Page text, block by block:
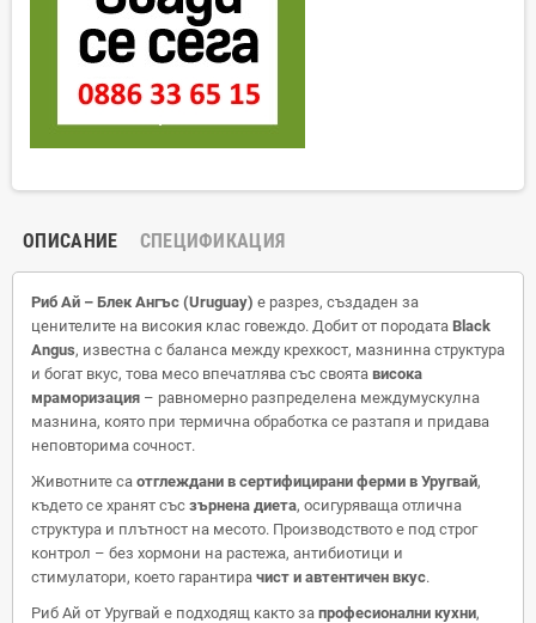
ОПИСАНИЕ СПЕЦИФИКАЦИЯ
Риб Ай – Блек Ангъс (Uruguay) е разрез, създаден за
ценителите на високия клас говеждо. Добит от породата Black
Angus, известна с баланса между крехкост, мазнинна структура
и богат вкус, това месо впечатлява със своята висока
мраморизация – равномерно разпределена междумускулна
мазнина, която при термична обработка се разтапя и придава
неповторима сочност.
Животните са отглеждани в сертифицирани ферми в Уругвай,
където се хранят със зърнена диета, осигуряваща отлична
структура и плътност на месото. Производството е под строг
контрол – без хормони на растежа, антибиотици и
стимулатори, което гарантира чист и автентичен вкус.
Риб Ай от Уругвай е подходящ както за професионални кухни,